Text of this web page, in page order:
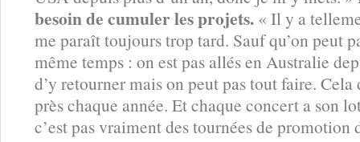
besoin de cumuler les projets. « Il y a
me paraît toujours trop tard. Sauf qu’on peut
même temps : on est pas allés en Australie
d’y retourner mais on peut pas tout faire.
près chaque année. Et chaque concert a son
c’est pas vraiment des tournées de